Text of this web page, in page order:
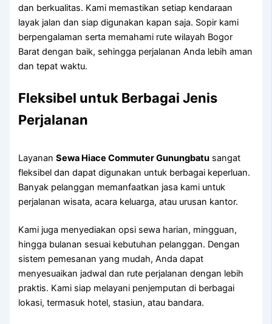
dan berkualitas. Kami memastikan setiap kendaraan
layak jalan dan siap digunakan kapan saja. Sopir kami
berpengalaman serta memahami rute wilayah Bogor
Barat dengan baik, sehingga perjalanan Anda lebih aman
dan tepat waktu.
Fleksibel untuk Berbagai Jenis
Perjalanan
LayananSewa Hiace Commuter Gunungbatu sangat
fleksibel dan dapat digunakan untuk berbagai keperluan.
Banyak pelanggan memanfaatkan jasa kami untuk
perjalanan wisata, acara keluarga, atau urusan kantor.
Kami juga menyediakan opsi sewa harian, mingguan,
hingga bulanan sesuai kebutuhan pelanggan. Dengan
sistem pemesanan yang mudah, Anda dapat
menyesuaikan jadwal dan rute perjalanan dengan lebih
praktis. Kami siap melayani penjemputan di berbagai
lokasi, termasuk hotel, stasiun, atau bandara.